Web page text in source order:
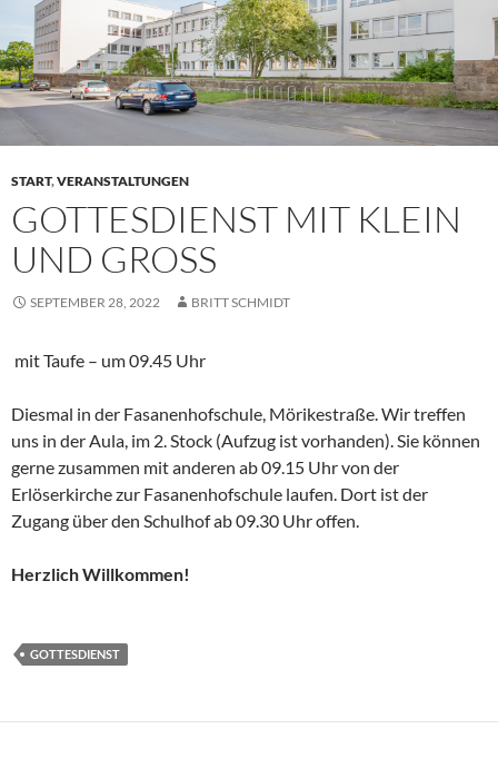
START,VERANSTALTUNGEN
GOTTESDIENST MIT KLEIN
UND GROSS
SEPTEMBER 28, 2022 BRITT SCHMIDT
mit Taufe – um 09.45 Uhr
Diesmal in der Fasanenhofschule, Mörikestraße. Wir treffen
uns in der Aula, im 2. Stock (Aufzug ist vorhanden). Sie können
gerne zusammen mit anderen ab 09.15 Uhr von der
Erlöserkirche zur Fasanenhofschule laufen. Dort ist der
Zugang über den Schulhof ab 09.30 Uhr offen.
Herzlich Willkommen!
GOTTESDIENST